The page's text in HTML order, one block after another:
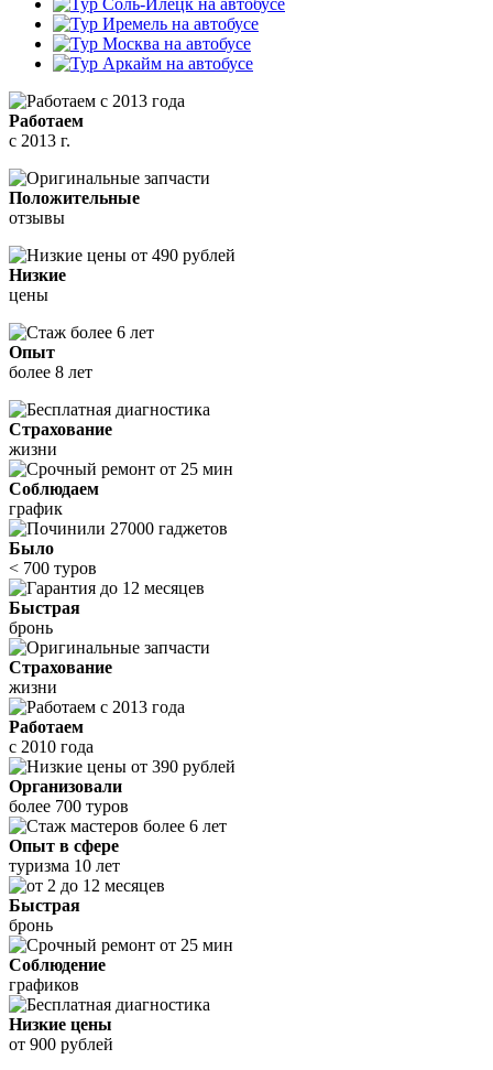
Работаем
с 2013 г.
Положительные
отзывы
Низкие
цены
Опыт
более 8 лет
Страхование
жизни
Соблюдаем
график
Было
< 700 туров
Быстрая
бронь
Страхование
жизни
Работаем
с 2010 года
Организовали
более 700 туров
Опыт в сфере
туризма 10 лет
Быстрая
бронь
Соблюдение
графиков
Низкие цены
от 900 рублей